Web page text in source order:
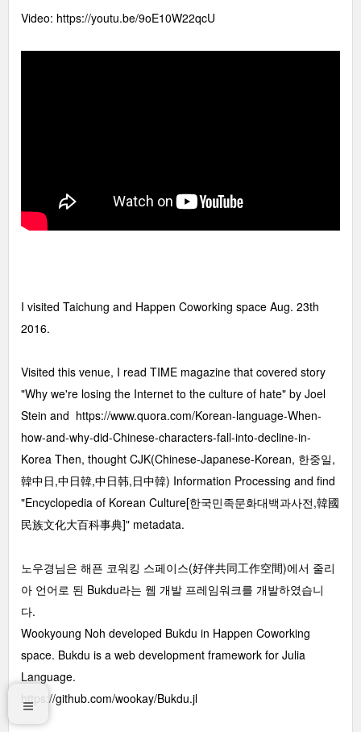
Video: https://youtu.be/9oE10W22qcU
I visited Taichung and Happen Coworking space Aug. 23th
2016.
Visited this venue, I read TIME magazine that covered story
"Why we're losing the Internet to the culture of hate" by Joel
Stein and https://www.quora.com/Korean-language-When-
how-and-why-did-Chinese-characters-fall-into-decline-in-
Korea Then, thought CJK(Chinese-Japanese-Korean, 한중일,
韓中日,中日韓,中日韩,日中韓) Information Processing and find
"Encyclopedia of Korean Culture[한국민족문화대백과사전,韓國
民族文化大百科事典]" metadata.
노우경님은 해픈 코워킹 스페이스(好伴共同工作空間)에서 줄리
아 언어로 된 Bukdu라는 웹 개발 프레임워크를 개발하였습니
다.
Wookyoung Noh developed Bukdu in Happen Coworking
space. Bukdu is a web development framework for Julia
Language.
https://github.com/wookay/Bukdu.jl